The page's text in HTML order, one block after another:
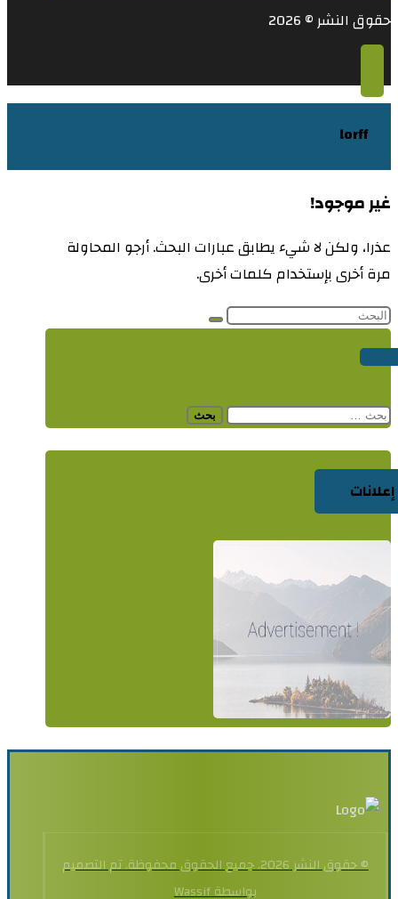
حقوق النشر © 2026
lorff
غير موجود!
عذرا، ولكن لا شيء يطابق عبارات البحث. أرجو المحاولة
مرة أخرى بإستخدام كلمات أخرى.
البحث
إعلانات
© حقوق النشر 2026. جميع الحقوق محفوظة. تم التصميم
بواسطة Wassif